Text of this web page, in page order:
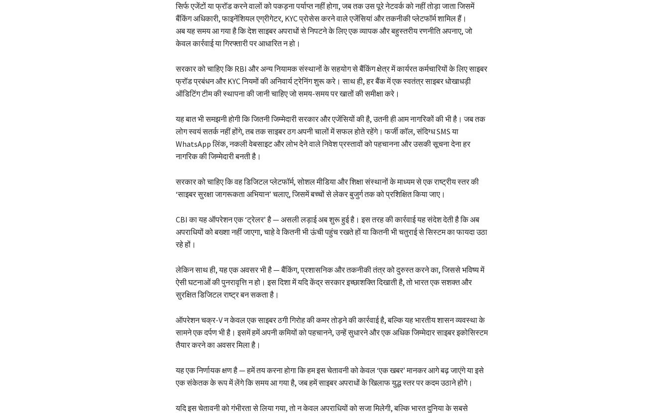
सिर्फ एजेंटों या फ्रॉड करने वालों को पकड़ना पर्याप्त नहीं होगा, जब तक उस पूरे नेटवर्क को नहीं तोड़ा जाता जिसमें
बैंकिंग अधिकारी, फाइनेंशियल एग्रीगेटर, KYC प्रोसेस करने वाले एजेंसियां और तकनीकी प्लेटफॉर्म शामिल हैं।
अब यह समय आ गया है कि देश साइबर अपराधों से निपटने के लिए एक व्यापक और बहुस्तरीय रणनीति अपनाए, जो
केवल कार्रवाई या गिरफ्तारी पर आधारित न हो।
सरकार को चाहिए कि RBI और अन्य नियामक संस्थानों के सहयोग से बैंकिंग क्षेत्र में कार्यरत कर्मचारियों के लिए साइबर
फ्रॉड प्रबंधन और KYC नियमों की अनिवार्य ट्रेनिंग शुरू करे। साथ ही, हर बैंक में एक स्वतंत्र साइबर धोखाधड़ी
ऑडिटिंग टीम की स्थापना की जानी चाहिए जो समय-समय पर खातों की समीक्षा करे।
यह बात भी समझनी होगी कि जितनी जिम्मेदारी सरकार और एजेंसियों की है, उतनी ही आम नागरिकों की भी है। जब तक
लोग स्वयं सतर्क नहीं होंगे, तब तक साइबर ठग अपनी चालों में सफल होते रहेंगे। फर्जी कॉल, संदिग्ध SMS या
WhatsApp लिंक, नकली वेबसाइट और लोभ देने वाले निवेश प्रस्तावों को पहचानना और उसकी सूचना देना हर
नागरिक की जिम्मेदारी बनती है।
सरकार को चाहिए कि वह डिजिटल प्लेटफॉर्म, सोशल मीडिया और शिक्षा संस्थानों के माध्यम से एक राष्ट्रीय स्तर की
‘साइबर सुरक्षा जागरूकता अभियान’ चलाए, जिसमें बच्चों से लेकर बुजुर्ग तक को प्रशिक्षित किया जाए।
CBI का यह ऑपरेशन एक ‘ट्रेलर’ है — असली लड़ाई अब शुरू हुई है। इस तरह की कार्रवाई यह संदेश देती है कि अब
अपराधियों को बख्शा नहीं जाएगा, चाहे वे कितनी भी ऊंची पहुंच रखते हों या कितनी भी चतुराई से सिस्टम का फायदा उठा
रहे हों।
लेकिन साथ ही, यह एक अवसर भी है — बैंकिंग, प्रशासनिक और तकनीकी तंत्र को दुरुस्त करने का, जिससे भविष्य में
ऐसी घटनाओं की पुनरावृत्ति न हो। इस दिशा में यदि केंद्र सरकार इच्छाशक्ति दिखाती है, तो भारत एक सशक्त और
सुरक्षित डिजिटल राष्ट्र बन सकता है।
ऑपरेशन चक्र-V न केवल एक साइबर ठगी गिरोह की कमर तोड़ने की कार्रवाई है, बल्कि यह भारतीय शासन व्यवस्था के
सामने एक दर्पण भी है। इसमें हमें अपनी कमियों को पहचानने, उन्हें सुधारने और एक अधिक जिम्मेदार साइबर इकोसिस्टम
तैयार करने का अवसर मिला है।
यह एक निर्णायक क्षण है — हमें तय करना होगा कि हम इस चेतावनी को केवल ‘एक खबर’ मानकर आगे बढ़ जाएंगे या इसे
एक संकेतक के रूप में लेंगे कि समय आ गया है, जब हमें साइबर अपराधों के खिलाफ युद्ध स्तर पर कदम उठाने होंगे।
यदि इस चेतावनी को गंभीरता से लिया गया, तो न केवल अपराधियों को सजा मिलेगी, बल्कि भारत दुनिया के सबसे